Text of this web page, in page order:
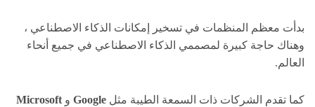
بدأت معظم المنظمات في تسخير إمكانات الذكاء الاصطناعي ،
وهناك حاجة كبيرة لمصممي الذكاء الاصطناعي في جميع أنحاء
العالم.
كما تقدم الشركات ذات السمعة الطيبة مثل Google وMicrosoft